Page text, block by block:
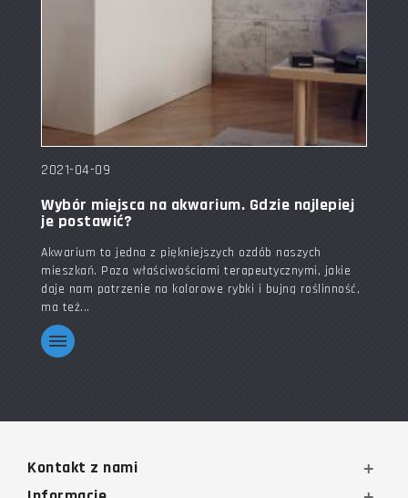
2021-04-09
Wybór miejsca na akwarium. Gdzie najlepiej
je postawić?
Akwarium to jedna z piękniejszych ozdób naszych
mieszkań. Poza właściwościami terapeutycznymi, jakie
daje nam patrzenie na kolorowe rybki i bujną roślinność,
ma też...
Kontakt z nami